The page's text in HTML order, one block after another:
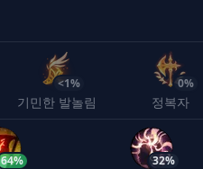
<1%
기민한 발놀림
0%
정복자
64% 32%